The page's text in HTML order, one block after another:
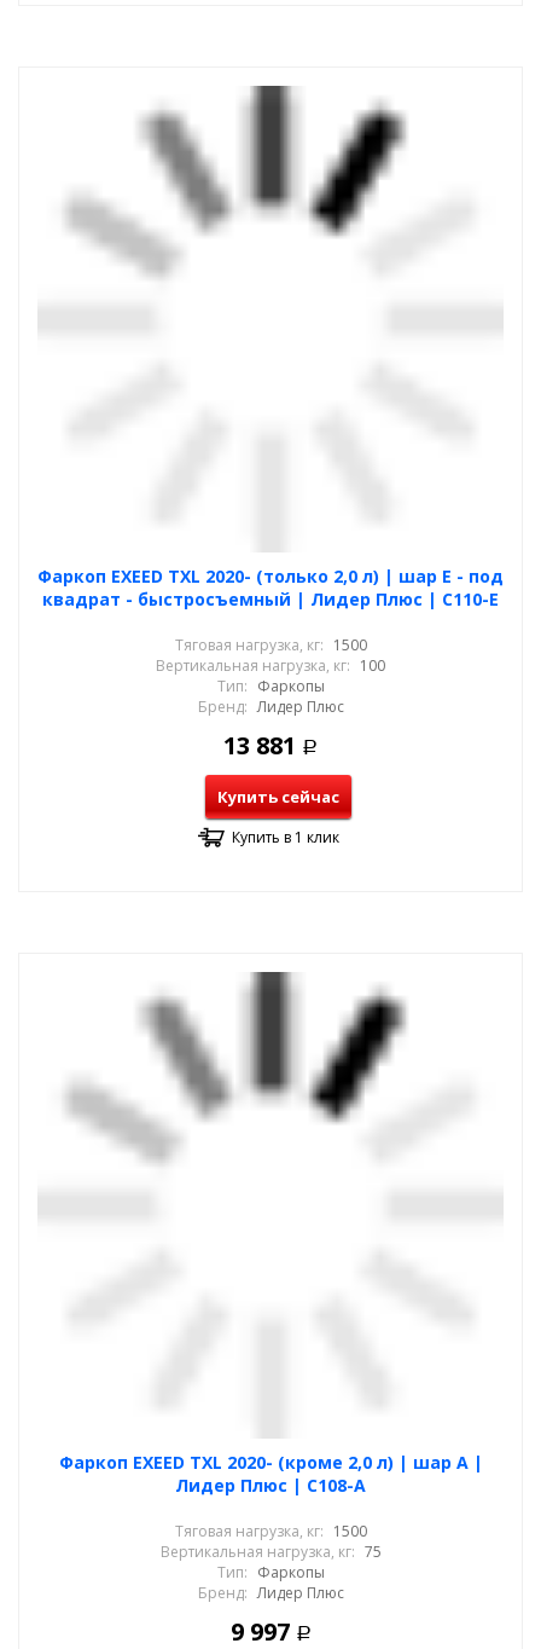
Фаркоп EXEED TXL 2020- (только 2,0 л) | шар E - под
квадрат - быстросъемный | Лидер Плюс | C110-E
Тяговая нагрузка, кг: 1500
Вертикальная нагрузка, кг: 100
Тип: Фаркопы
Бренд: Лидер Плюс
13 881 Р
Купить сейчас
Купить в 1 клик
Фаркоп EXEED TXL 2020- (кроме 2,0 л) | шар A |
Лидер Плюс | C108-A
Тяговая нагрузка, кг: 1500
Вертикальная нагрузка, кг: 75
Тип: Фаркопы
Бренд: Лидер Плюс
9 997 Р